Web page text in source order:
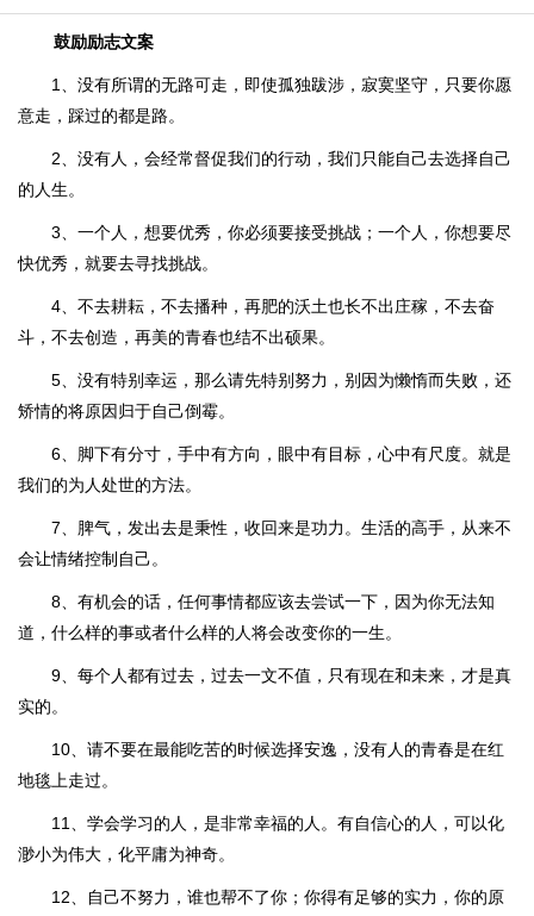
鼓励励志文案
1、没有所谓的无路可走，即使孤独跋涉，寂寞坚守，只要你愿
意走，踩过的都是路。
2、没有人，会经常督促我们的行动，我们只能自己去选择自己
的人生。
3、一个人，想要优秀，你必须要接受挑战；一个人，你想要尽
快优秀，就要去寻找挑战。
4、不去耕耘，不去播种，再肥的沃土也长不出庄稼，不去奋
斗，不去创造，再美的青春也结不出硕果。
5、没有特别幸运，那么请先特别努力，别因为懒惰而失败，还
矫情的将原因归于自己倒霉。
6、脚下有分寸，手中有方向，眼中有目标，心中有尺度。就是
我们的为人处世的方法。
7、脾气，发出去是秉性，收回来是功力。生活的高手，从来不
会让情绪控制自己。
8、有机会的话，任何事情都应该去尝试一下，因为你无法知
道，什么样的事或者什么样的人将会改变你的一生。
9、每个人都有过去，过去一文不值，只有现在和未来，才是真
实的。
10、请不要在最能吃苦的时候选择安逸，没有人的青春是在红
地毯上走过。
11、学会学习的人，是非常幸福的人。有自信心的人，可以化
渺小为伟大，化平庸为神奇。
12、自己不努力，谁也帮不了你；你得有足够的实力，你的原